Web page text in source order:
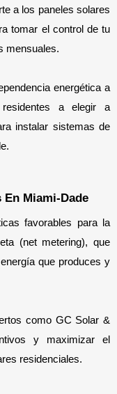
a los paneles solares
tomar el control de tu
mensuales.
energética a
a elegir a
instalar sistemas de
Miami-Dade
favorables para la
(net metering), que
que produces y
como GC Solar &
y maximizar el
residenciales.